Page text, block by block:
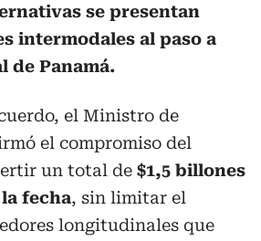
se presentan
intermodales al paso a
de Panamá.
el Ministro de
el compromiso del
un total de $1,5 billones
fecha, sin limitar el
longitudinales que